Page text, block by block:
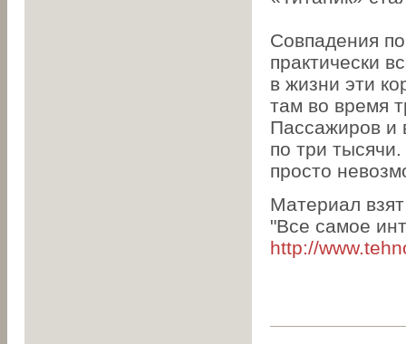
Совпадения
практически
в жизни эти
там во время
Пассажиров и
по три
просто
Материал
"Все самое
http://